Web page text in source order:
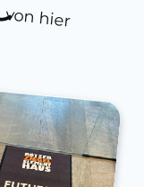
von hier